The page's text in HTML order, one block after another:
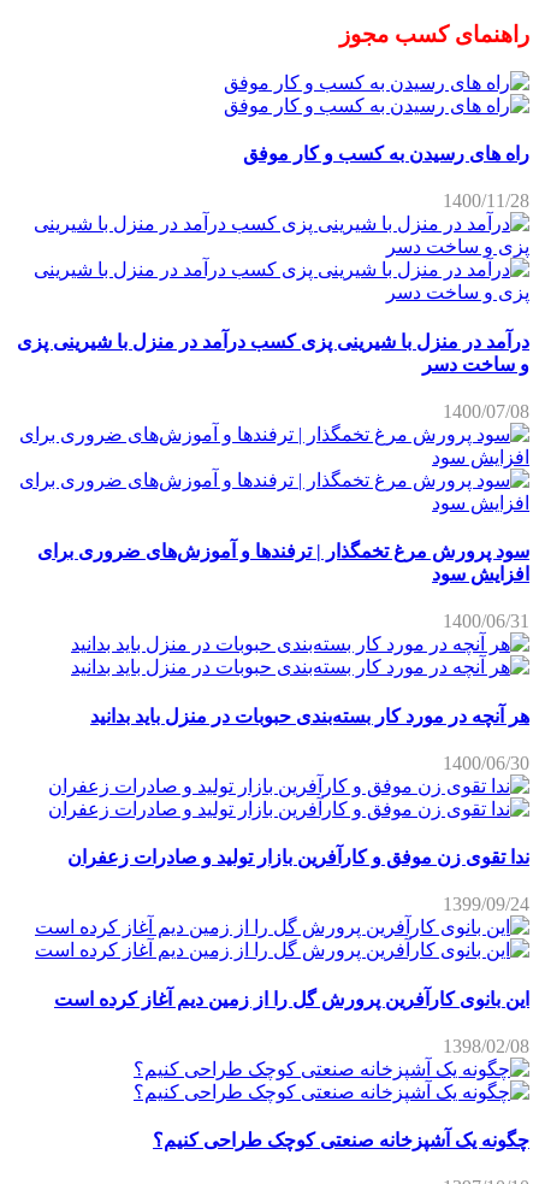
راهنمای کسب مجوز
راه های رسیدن به کسب و کار موفق
1400/11/28
درآمد در منزل با شیرینی پزی کسب درآمد در منزل با شیرینی پزی
و ساخت دسر
1400/07/08
سود پرورش مرغ تخمگذار | ترفندها و آموزش‌های ضروری برای
افزایش سود
1400/06/31
هر آنچه در مورد کار بسته‌بندی حبوبات در منزل باید بدانید
1400/06/30
ندا تقوی زن موفق و کارآفرین بازار تولید و صادرات زعفران
1399/09/24
این بانوی کارآفرین پرورش گل را از زمین دیم آغاز کرده است
1398/02/08
چگونه یک آشپزخانه صنعتی کوچک طراحی کنیم؟